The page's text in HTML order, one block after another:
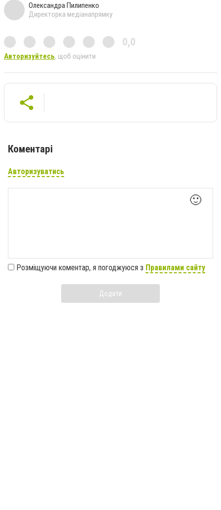
Олександра Пилипенко
Директорка медіанапрямку
0,0
Авторизуйтесь, щоб оцінити
Коментарі
Авторизуватись
🙂
Розміщуючи коментар, я погоджуюся з Правилами сайту
Додати